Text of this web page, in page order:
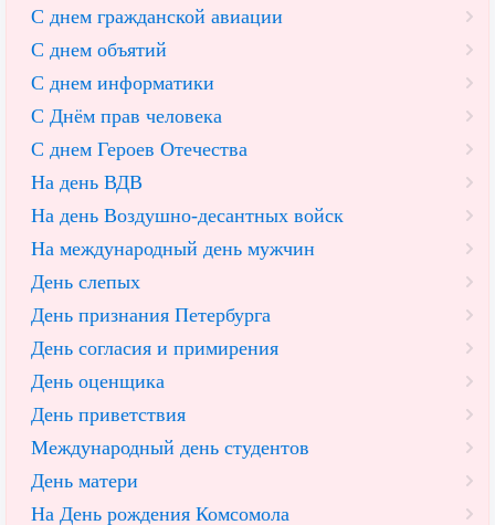
С днем гражданской авиации
С днем объятий
С днем информатики
С Днём прав человека
С днем Героев Отечества
На день ВДВ
На день Воздушно-десантных войск
На международный день мужчин
День слепых
День признания Петербурга
День согласия и примирения
День оценщика
День приветствия
Международный день студентов
День матери
На День рождения Комсомола